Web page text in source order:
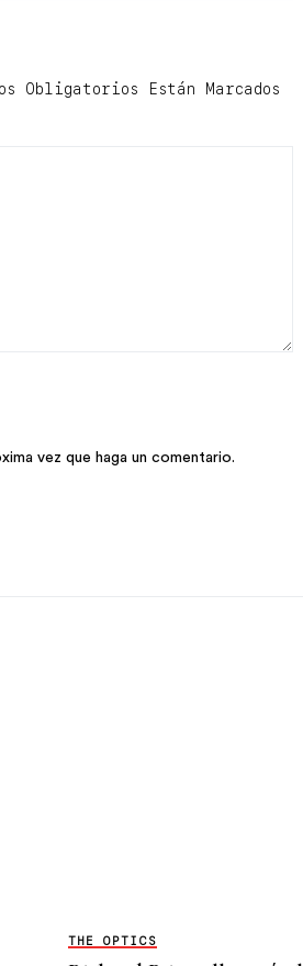
Obligatorios Están Marcados
vez que haga un comentario.
THE OPTICS